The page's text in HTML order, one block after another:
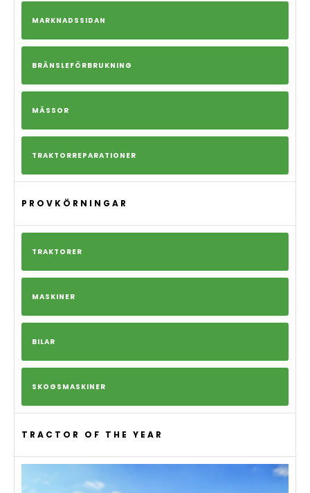
MARKNADSSIDAN
BRÄNSLEFÖRBRUKNING
MÄSSOR
TRAKTORREPARATIONER
PROVKÖRNINGAR
TRAKTORER
MASKINER
BILAR
SKOGSMASKINER
TRACTOR OF THE YEAR